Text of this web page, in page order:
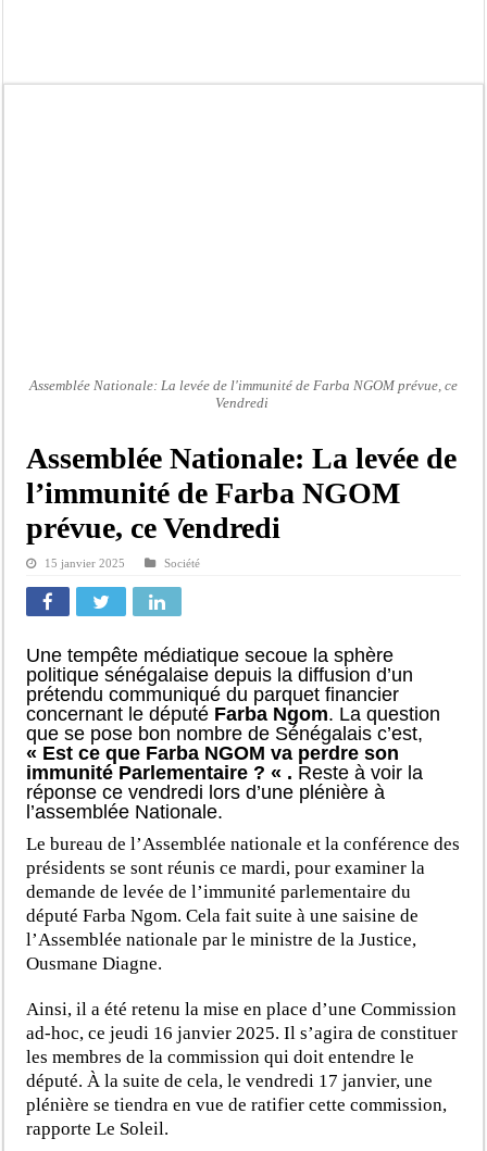
Assemblée Nationale: La levée de l'immunité de Farba NGOM prévue, ce
Vendredi
Assemblée Nationale: La levée de
l’immunité de Farba NGOM
prévue, ce Vendredi
15 janvier 2025 Société
Une tempête médiatique secoue la sphère
politique sénégalaise depuis la diffusion d’un
prétendu communiqué du parquet financier
concernant le député Farba Ngom. La question
que se pose bon nombre de Sénégalais c’est,
« Est ce que Farba NGOM va perdre son
immunité Parlementaire ? « . Reste à voir la
réponse ce vendredi lors d’une plénière à
l’assemblée Nationale.
Le bureau de l’Assemblée nationale et la conférence des
présidents se sont réunis ce mardi, pour examiner la
demande de levée de l’immunité parlementaire du
député Farba Ngom. Cela fait suite à une saisine de
l’Assemblée nationale par le ministre de la Justice,
Ousmane Diagne.
Ainsi, il a été retenu la mise en place d’une Commission
ad-hoc, ce jeudi 16 janvier 2025. Il s’agira de constituer
les membres de la commission qui doit entendre le
député. À la suite de cela, le vendredi 17 janvier, une
plénière se tiendra en vue de ratifier cette commission,
rapporte Le Soleil.